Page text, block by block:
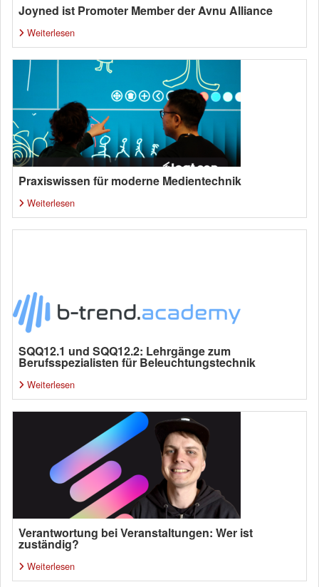
Joyned ist Promoter Member der Avnu Alliance
Weiterlesen
Praxiswissen für moderne Medientechnik
Weiterlesen
SQQ12.1 und SQQ12.2: Lehrgänge zum
Berufsspezialisten für Beleuchtungstechnik
Weiterlesen
Verantwortung bei Veranstaltungen: Wer ist
zuständig?
Weiterlesen